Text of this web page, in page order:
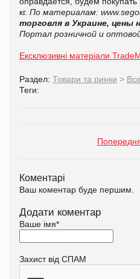
кг. По материалам:
торговля в Украине, цены
Портал розничной и
Ексклюзивні матеріали
Раздел: Товари та ринки >
Теги:
Коментарі
Ваш коментар буде першим.
Додати коментар
Ваше імя*
Захист від СПАМ